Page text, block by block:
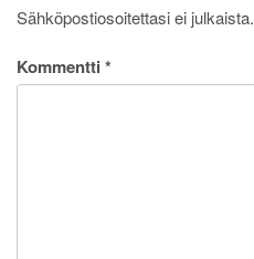
Sähköpostiosoitettasi ei julkaista.
Kommentti *